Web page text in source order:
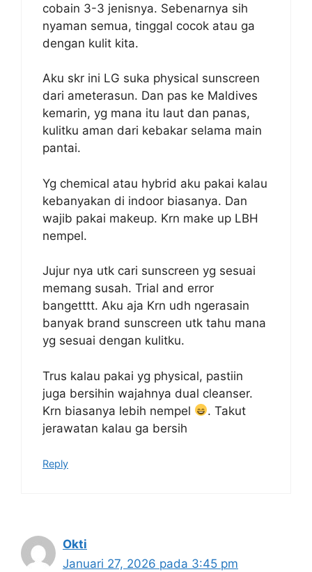
cobain 3-3 jenisnya. Sebenarnya sih
nyaman semua, tinggal cocok atau ga
dengan kulit kita.
Aku skr ini LG suka physical sunscreen
dari ameterasun. Dan pas ke Maldives
kemarin, yg mana itu laut dan panas,
kulitku aman dari kebakar selama main
pantai.
Yg chemical atau hybrid aku pakai kalau
kebanyakan di indoor biasanya. Dan
wajib pakai makeup. Krn make up LBH
nempel.
Jujur nya utk cari sunscreen yg sesuai
memang susah. Trial and error
bangetttt. Aku aja Krn udh ngerasain
banyak brand sunscreen utk tahu mana
yg sesuai dengan kulitku.
Trus kalau pakai yg physical, pastiin
juga bersihin wajahnya dual cleanser.
Krn biasanya lebih nempel
. Takut
jerawatan kalau ga bersih
Reply
Okti
Januari 27, 2026 pada 3:45 pm